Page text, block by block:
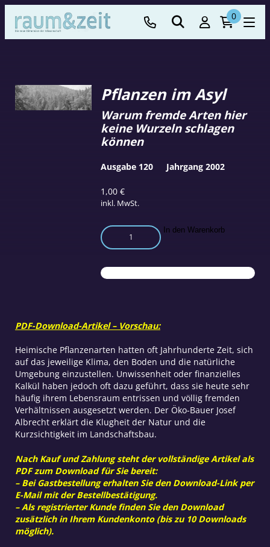
0
Pflanzen im Asyl
1,00€
inkl. MwSt.
Warum fremde Arten hier
keine Wurzeln schlagen
können
Pflanzen
im
Menge
In den Warenkorb
Ausgabe 120 Jahrgang 2002
PDF-Download-Artikel – Vorschau:
Heimische Pflanzenarten hatten oft Jahrhunderte Zeit, sich
auf das jeweilige Klima, den Boden und die natürliche
Umgebung einzustellen. Unwissenheit oder finanzielles
Kalkül haben jedoch oft dazu geführt, dass sie heute sehr
häufig ihrem Lebensraum entrissen und völlig fremden
Verhältnissen ausgesetzt werden. Der Öko-Bauer Josef
Albrecht erklärt die Klugheit der Natur und die
Kurzsichtigkeit im Landschaftsbau.
Nach Kauf und Zahlung steht der vollständige Artikel als
PDF zum Download für Sie bereit:
– Bei Gastbestellung erhalten Sie den Download-Link per
E-Mail mit der Bestellbestätigung.
– Als registrierter Kunde finden Sie den Download
zusätzlich in Ihrem Kundenkonto (bis zu 10 Downloads
möglich).